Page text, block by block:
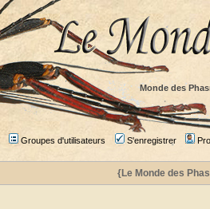
Monde des
Groupes d'utilisateurs S'enregistrer
{Le Monde des